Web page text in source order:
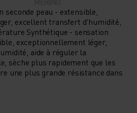
seconde peau - extensible,
excellent transfert d'humidité,
Synthétique - sensation
exceptionnellement léger,
aide à réguler la
sèche plus rapidement que les
une plus grande résistance dans